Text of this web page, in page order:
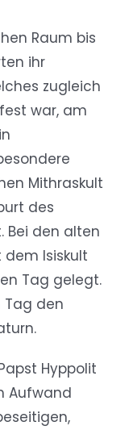
Raum bis
ihr
zugleich
war, am
Mithraskult
des
Bei den alten
Isiskult
Tag gelegt.
Tag den
Hyppolit
Aufwand